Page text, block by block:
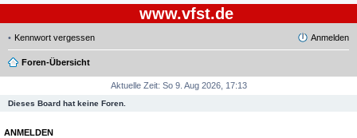
www.vfst.de
Kennwort vergessen Anmelden
Foren-Übersicht
Aktuelle Zeit: So 9. Aug 2026, 17:13
Dieses Board hat keine Foren.
ANMELDEN